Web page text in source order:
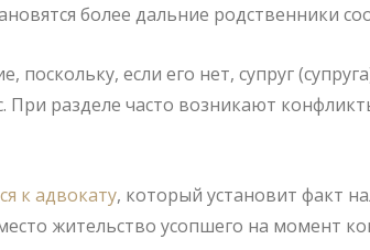
более дальние родственники
если его нет, супруг
При разделе часто возникают
к адвокату, который установит факт
жительство усопшего на момент